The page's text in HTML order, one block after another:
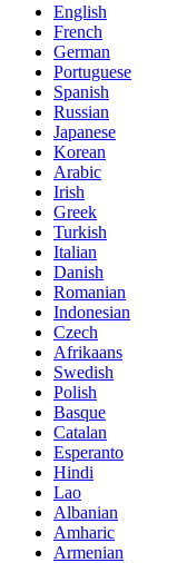
English
French
German
Portuguese
Spanish
Russian
Japanese
Korean
Arabic
Irish
Greek
Turkish
Italian
Danish
Romanian
Indonesian
Czech
Afrikaans
Swedish
Polish
Basque
Catalan
Esperanto
Hindi
Lao
Albanian
Amharic
Armenian